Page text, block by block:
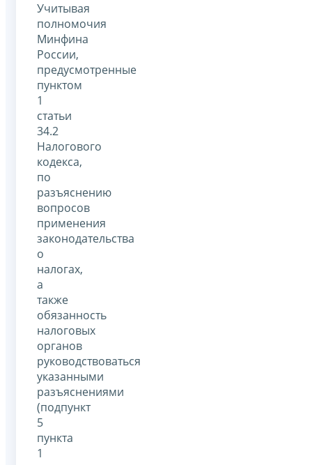
Учитывая
полномочия
Минфина
России,
предусмотренные
пунктом
1
статьи
34.2
Налогового
кодекса,
по
разъяснению
вопросов
применения
законодательства
о
налогах,
а
также
обязанность
налоговых
органов
руководствоваться
указанными
разъяснениями
(подпункт
5
пункта
1